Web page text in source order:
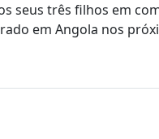
seus três filhos em
em Angola nos